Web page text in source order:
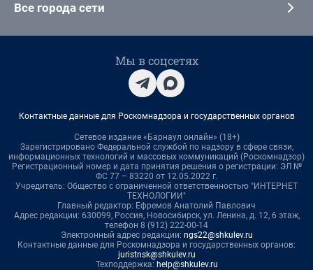
Все города сети
Мы в соцсетях
Контактные данные для Роскомнадзора и государственных органов
Сетевое издание «Барнаул онлайн» (18+)
Зарегистрировано Федеральной службой по надзору в сфере связи,
информационных технологий и массовых коммуникаций (Роскомнадзор)
Регистрационный номер и дата принятия решения о регистрации: ЭЛ №
ФС 77 – 83220 от 12.05.2022 г.
Учредитель: Общество с ограниченной ответственностью "ИНТЕРНЕТ
ТЕХНОЛОГИИ"
Главный редактор: Ефремов Анатолий Павлович
Адрес редакции: 630099, Россия, Новосибирск, ул. Ленина, д. 12, 6 этаж,
телефон 8 (912) 222-00-14
Электронный адрес редакции: ngs22@shkulev.ru
Контактные данные для Роскомнадзора и государственных органов:
juristnsk@shkulev.ru
Техподдержка: help@shkulev.ru